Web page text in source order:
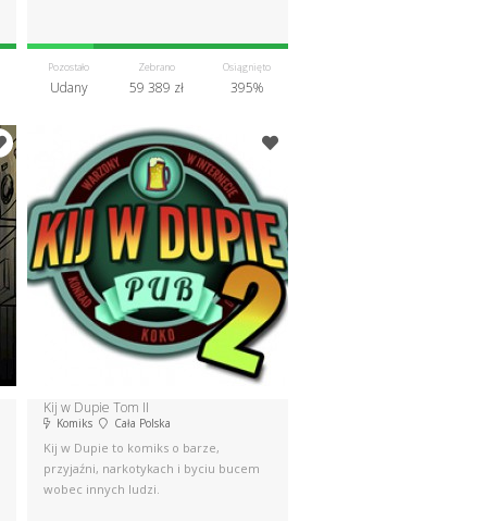
Pozostało
Udany
Zebrano
59 389 zł
Osiągnięto
395%
Kij w Dupie Tom II
Komiks Cała Polska
Kij w Dupie to komiks o barze,
przyjaźni, narkotykach i byciu bucem
wobec innych ludzi.